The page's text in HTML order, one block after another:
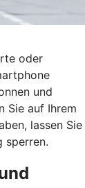
oder
und
Sie auf Ihrem
lassen Sie
sperren.